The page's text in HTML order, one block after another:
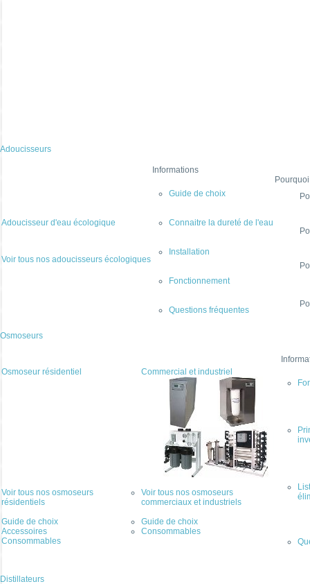
Adoucisseurs
Adoucisseur d'eau écologique
Voir tous nos adoucisseurs écologiques
Informations
Guide de choix
Connaitre la dureté de l'eau
Installation
Fonctionnement
Questions fréquentes
Osmoseurs
Osmoseur résidentiel
Voir tous nos osmoseurs
résidentiels
Guide de choix
Accessoires
Consommables
Commercial et industriel
Voir tous nos osmoseurs
commerciaux et industriels
Guide de choix
Consommables
Distillateurs